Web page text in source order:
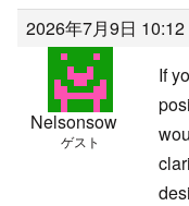
2026年7月9日 10:12
Nelsonsow
ゲスト
If